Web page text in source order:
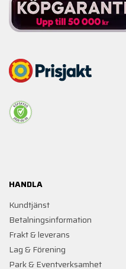
HANDLA
Kundtjänst
Betalningsinformation
Frakt & leverans
Lag & Förening
Park & Eventverksamhet